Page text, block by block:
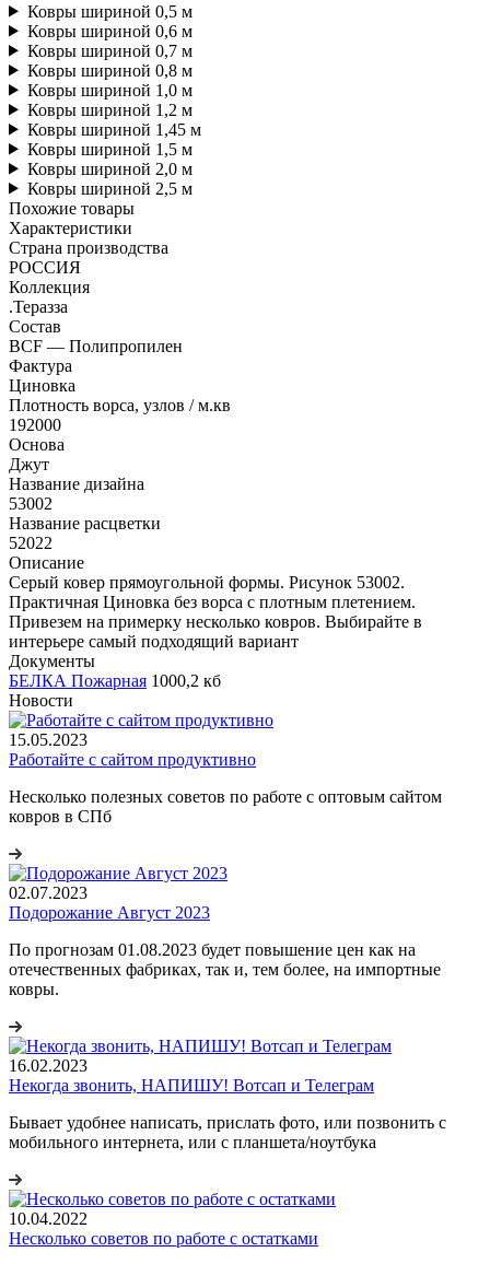
Ковры шириной 0,5 м
Ковры шириной 0,6 м
Ковры шириной 0,7 м
Ковры шириной 0,8 м
Ковры шириной 1,0 м
Ковры шириной 1,2 м
Ковры шириной 1,45 м
Ковры шириной 1,5 м
Ковры шириной 2,0 м
Ковры шириной 2,5 м
Похожие товары
Характеристики
Страна производства
РОССИЯ
Коллекция
.Теразза
Состав
BCF — Полипропилен
Фактура
Циновка
Плотность ворса, узлов / м.кв
192000
Основа
Джут
Название дизайна
53002
Название расцветки
52022
Описание
Серый ковер прямоугольной формы. Рисунок 53002.
Практичная Циновка без ворса с плотным плетением.
Привезем на примерку несколько ковров. Выбирайте в
интерьере самый подходящий вариант
Документы
БЕЛКА Пожарная 1000,2 кб
Новости
15.05.2023
Работайте с сайтом продуктивно
Несколько полезных советов по работе с оптовым сайтом
ковров в СПб
02.07.2023
Подорожание Август 2023
По прогнозам 01.08.2023 будет повышение цен как на
отечественных фабриках, так и, тем более, на импортные
ковры.
16.02.2023
Некогда звонить, НАПИШУ! Вотсап и Телеграм
Бывает удобнее написать, прислать фото, или позвонить с
мобильного интернета, или с планшета/ноутбука
10.04.2022
Несколько советов по работе с остатками